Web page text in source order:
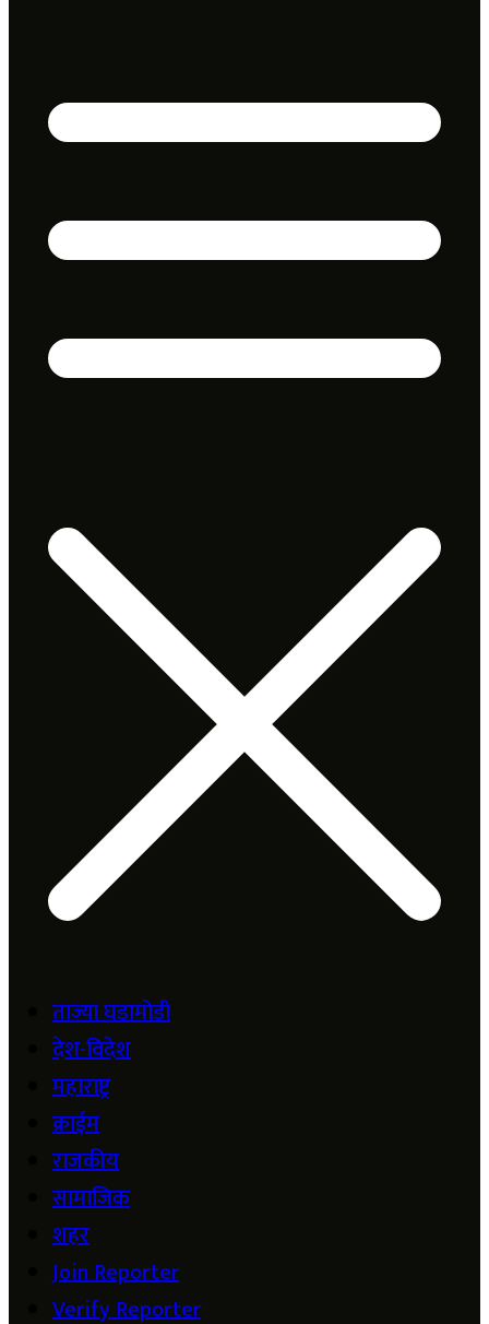
ताज्या घडामोडी
देश-विदेश
महाराष्ट्र
क्राईम
राजकीय
सामाजिक
शहर
Join Reporter
Verify Reporter